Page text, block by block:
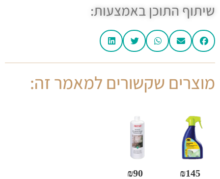
שיתוף התוכן באמצעות:
מוצרים שקשורים למאמר זה:
₪145
₪90